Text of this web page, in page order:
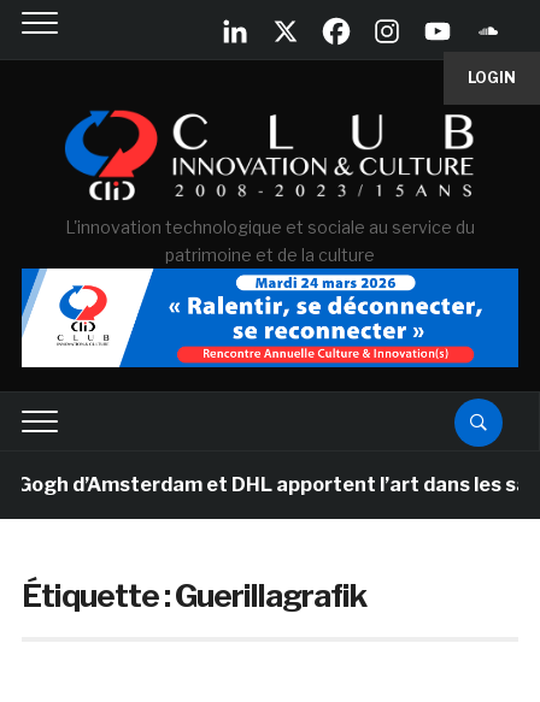
LOGIN
L'innovation technologique et sociale au service du
patrimoine et de la culture
d’Amsterdam et DHL apportent l’art dans les salles
Étiquette :Guerillagrafik